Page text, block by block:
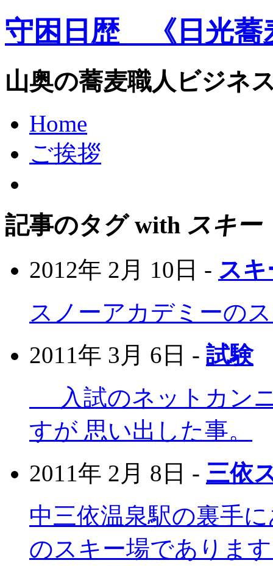
守困日歴 《日光蕎
山奥の蕎麦職人ビジネ
Home
ご挨拶
記事のタグ with スキー
2012年 2月 10日 - ス
スノーアカデミーの
2011年 3月 6日 - 試験
入試のネットカン
すが 思い出した事。
2011年 2月 8日 - 三依
中三依温泉駅の裏手
のスキー場でありま